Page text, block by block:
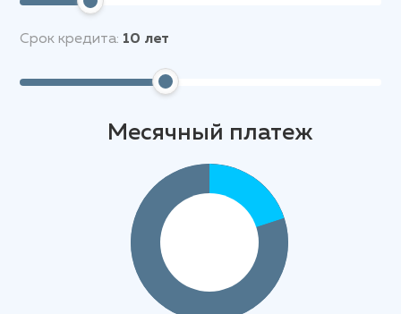
Срок кредита: 10 лет
Месячный платеж